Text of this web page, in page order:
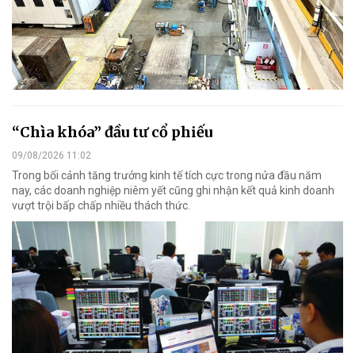
“Chìa khóa” đầu tư cổ phiếu
09/08/2026 11:02
Trong bối cảnh tăng trưởng kinh tế tích cực trong nửa đầu năm
nay, các doanh nghiệp niêm yết cũng ghi nhận kết quả kinh doanh
vượt trội bấp chấp nhiều thách thức.